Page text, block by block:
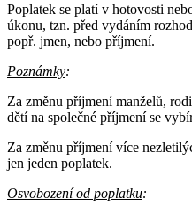
Poplatek se platí v hotovosti
úkonu, tzn. před vydáním
popř. jmen, nebo příjmení.
Poznámky:
Za změnu příjmení manželů,
dětí na společné příjmení se
Za změnu příjmení více
jen jeden poplatek.
Osvobození od poplatku: